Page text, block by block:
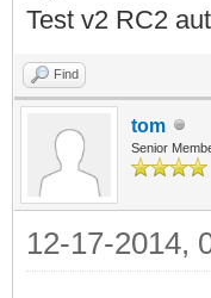
Test v2 RC2
Find
tom
Senior
12-17-2014,